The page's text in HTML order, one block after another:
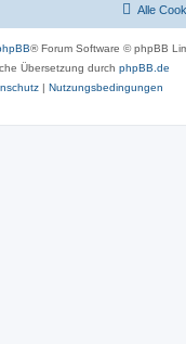
Alle
® Forum Software © phpBB
Übersetzung durch phpBB.de
| Nutzungsbedingungen